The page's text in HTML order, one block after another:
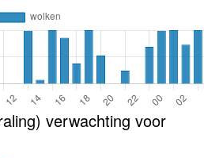
verwachting voor